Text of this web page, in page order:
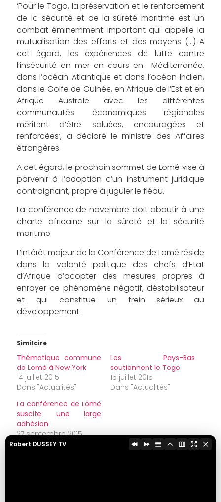
‘Pour le Togo, la préservation et le renforcement
de la sécurité et de la sûreté maritime est un
combat éminemment important qui appelle la
mutualisation des efforts et des moyens (…) A
cet égard, les expériences de lutte contre
l’insécurité en mer en cours en Méditerranée,
dans l’océan Atlantique et dans l’océan Indien,
dans le Golfe de Guinée, en Afrique de l’Est et en
Afrique Australe avec les différentes
communautés économiques régionales
méritent d’être saluées, encouragées et
renforcées’, a déclaré le ministre des Affaires
étrangères.
A cet égard, le prochain sommet de Lomé vise à
parvenir à l’adoption d’un instrument juridique
contraignant, propre à juguler le fléau.
La conférence de novembre doit aboutir à une
charte africaine sur la sûreté et la sécurité
maritime.
L’intérêt majeur de la Conférence de Lomé réside
dans la volonté politique des chefs d’Etat
d’Afrique d’adopter des mesures propres à
enrayer ce phénomène négatif, déstabilisateur
et qui constitue un frein sérieux au
développement.
Similaire
Thématique commune
de Lomé à New York
14 juillet 2015
Dans "Actualités"
Les Pays-Bas
soutiennent le Togo
15 juillet 2015
Dans "Actualités"
La conférence de Lomé
suscite une large
adhésion
27 septembre 2015
Dans "Actualités"
Robert DUSSEY TV